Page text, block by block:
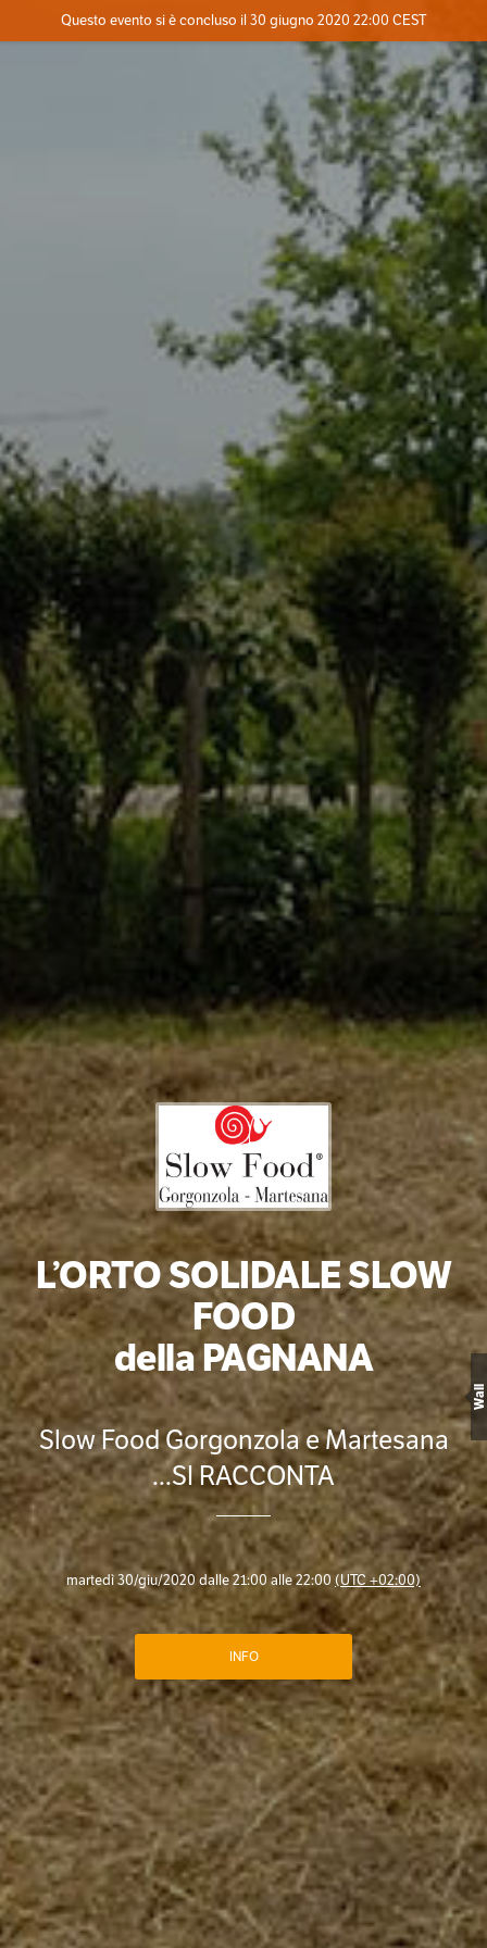
Contatta l'organizzatore
Questo evento si è concluso il 30 giugno 2020 22:00 CEST
L’ORTO SOLIDALE SLOW
FOOD
della PAGNANA
Slow Food Gorgonzola e Martesana
...SI RACCONTA
martedì 30/giu/2020 dalle 21:00 alle 22:00 (UTC +02:00)
INFO
Wall